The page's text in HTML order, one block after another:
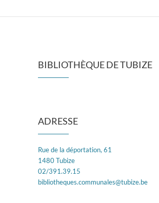
BIBLIOTHÈQUE DE TUBIZE
ADRESSE
Rue de la déportation, 61
1480 Tubize
02/391.39.15
bibliotheques.communales@tubize.be